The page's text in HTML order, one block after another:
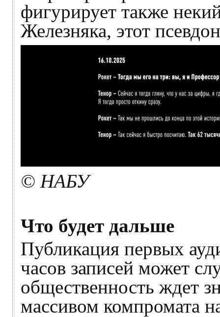
фигурирует также
Железняка, этот
© НАБУ
Что будет дальше
Публикация первых
часов записей может
общественность ждет
массивом компромата